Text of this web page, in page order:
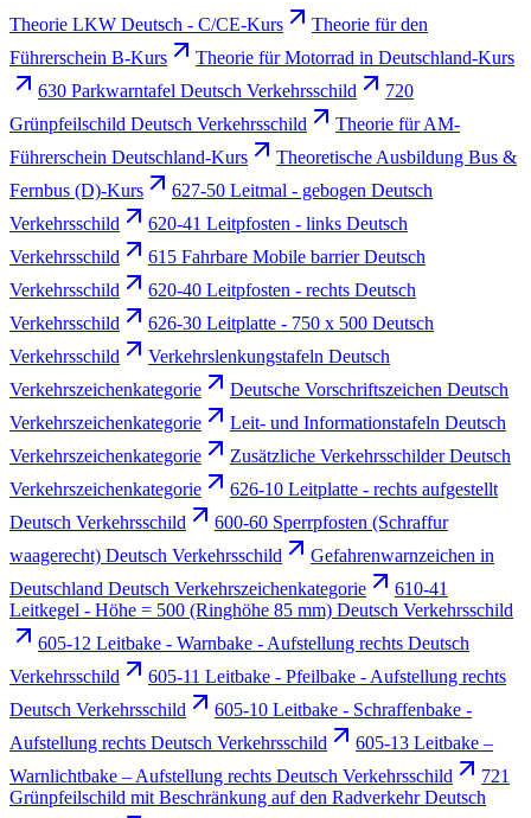
Theorie LKW Deutsch - C/CE-Kurs
Theorie für den
Führerschein B-Kurs
Theorie für Motorrad in Deutschland-Kurs
630 Parkwarntafel Deutsch Verkehrsschild
720
Grünpfeilschild Deutsch Verkehrsschild
Theorie für AM-
Führerschein Deutschland-Kurs
Theoretische Ausbildung Bus &
Fernbus (D)-Kurs
627-50 Leitmal - gebogen Deutsch
Verkehrsschild
620-41 Leitpfosten - links Deutsch
Verkehrsschild
615 Fahrbare Mobile barrier Deutsch
Verkehrsschild
620-40 Leitpfosten - rechts Deutsch
Verkehrsschild
626-30 Leitplatte - 750 x 500 Deutsch
Verkehrsschild
Verkehrslenkungstafeln Deutsch
Verkehrszeichenkategorie
Deutsche Vorschriftszeichen Deutsch
Verkehrszeichenkategorie
Leit- und Informationstafeln Deutsch
Verkehrszeichenkategorie
Zusätzliche Verkehrsschilder Deutsch
Verkehrszeichenkategorie
626-10 Leitplatte - rechts aufgestellt
Deutsch Verkehrsschild
600-60 Sperrpfosten (Schraffur
waagerecht) Deutsch Verkehrsschild
Gefahrenwarnzeichen in
Deutschland Deutsch Verkehrszeichenkategorie
610-41
Leitkegel - Höhe = 500 (Ringhöhe 85 mm) Deutsch Verkehrsschild
605-12 Leitbake - Warnbake - Aufstellung rechts Deutsch
Verkehrsschild
605-11 Leitbake - Pfeilbake - Aufstellung rechts
Deutsch Verkehrsschild
605-10 Leitbake - Schraffenbake -
Aufstellung rechts Deutsch Verkehrsschild
605-13 Leitbake –
Warnlichtbake – Aufstellung rechts Deutsch Verkehrsschild
721
Grünpfeilschild mit Beschränkung auf den Radverkehr Deutsch